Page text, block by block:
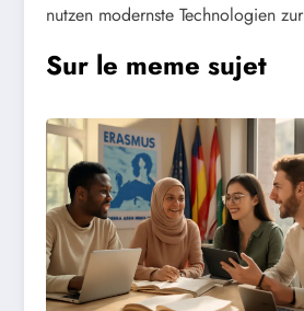
nutzen modernste Technologien
Sur le meme sujet